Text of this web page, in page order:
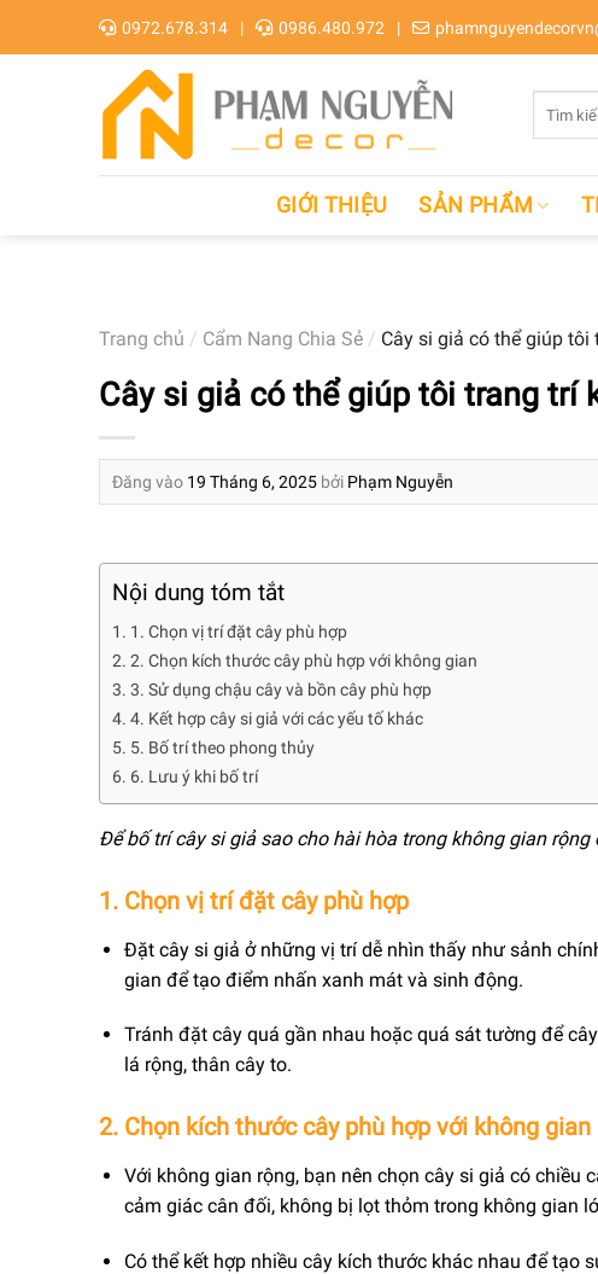
0972.678.314 0986.480.972
Tìm
kiếm:
GIỚI THIỆU SẢN PHẨM
Trang chủ / Cẩm Nang Chia Sẻ / Cây si giả có thể giúp
Cây si giả có thể giúp tôi trang trí
Đăng vào 19 Tháng 6, 2025 bởi Phạm Nguyễn
Nội dung tóm tắt
1. Chọn vị trí đặt cây phù hợp
2. Chọn kích thước cây phù hợp với không gian
3. Sử dụng chậu cây và bồn cây phù hợp
4. Kết hợp cây si giả với các yếu tố khác
5. Bố trí theo phong thủy
6. Lưu ý khi bố trí
Để bố trí cây si giả sao cho hài hòa trong không gian
1. Chọn vị trí đặt cây phù hợp
Đặt cây si giả ở những vị trí dễ nhìn thấy như sảnh
gian để tạo điểm nhấn xanh mát và sinh động.
Tránh đặt cây quá gần nhau hoặc quá sát tường để
lá rộng, thân cây to.
2. Chọn kích thước cây phù hợp với không gian
Với không gian rộng, bạn nên chọn cây si giả có
cảm giác cân đối, không bị lọt thỏm trong không gian
Có thể kết hợp nhiều cây kích thước khác nhau để tạo